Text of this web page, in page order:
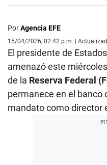
PorAgencia EFE
15/04/2026, 02:42 p.m. |
El presidente de
amenazó este
de la Reserva Federal
permanece en el banco
mandato como director